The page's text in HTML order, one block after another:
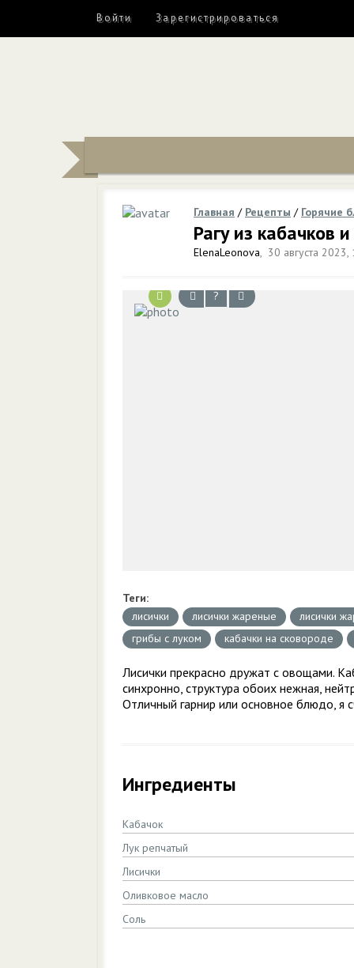
Войти Зарегистрироваться
Главная / Рецепты / Горячие
Рагу из кабачков
ElenaLeonova, 30 августа 2023,
?
Теги:
лисички
лисички жареные
лисички
грибы с луком
кабачки на сковороде
Лисички прекрасно дружат с овощами.
синхронно, структура обоих нежная,
Отличный гарнир или основное блюдо, я
Ингредиенты
Кабачок
Лук репчатый
Лисички
Оливковое масло
Соль